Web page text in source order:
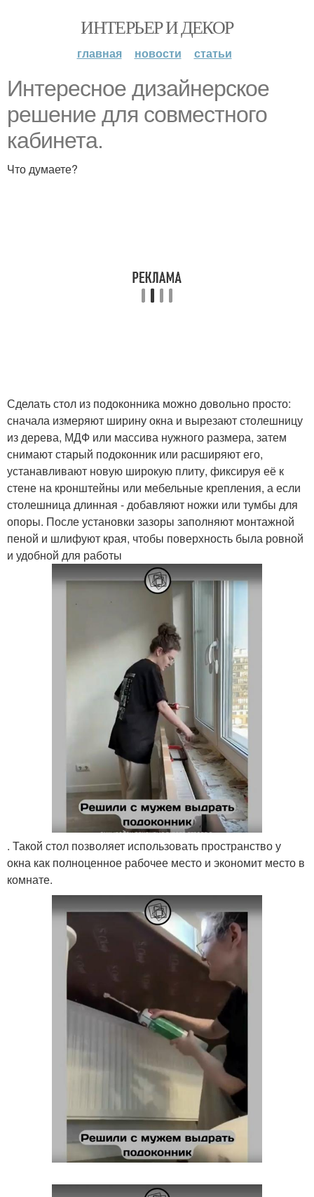
ИНТЕРЬЕР И ДЕКОР
главная новости статьи
Интересное дизайнерское
решение для совместного
кабинета.
Что думаете?
Сделать стол из подоконника можно довольно просто:
сначала измеряют ширину окна и вырезают столешницу
из дерева, МДФ или массива нужного размера, затем
снимают старый подоконник или расширяют его,
устанавливают новую широкую плиту, фиксируя её к
стене на кронштейны или мебельные крепления, а если
столешница длинная - добавляют ножки или тумбы для
опоры. После установки зазоры заполняют монтажной
пеной и шлифуют края, чтобы поверхность была ровной
и удобной для работы
. Такой стол позволяет использовать пространство у
окна как полноценное рабочее место и экономит место в
комнате.